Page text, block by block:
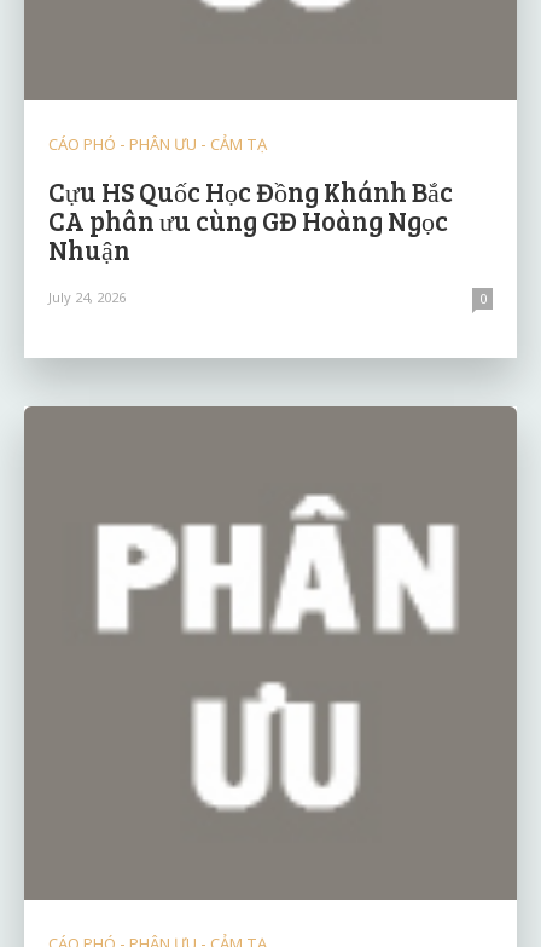
CÁO PHÓ - PHÂN ƯU - CẢM TẠ
Cựu HS Quốc Học Đồng Khánh Bắc
CA phân ưu cùng GĐ Hoàng Ngọc
Nhuận
July 24, 2026 0